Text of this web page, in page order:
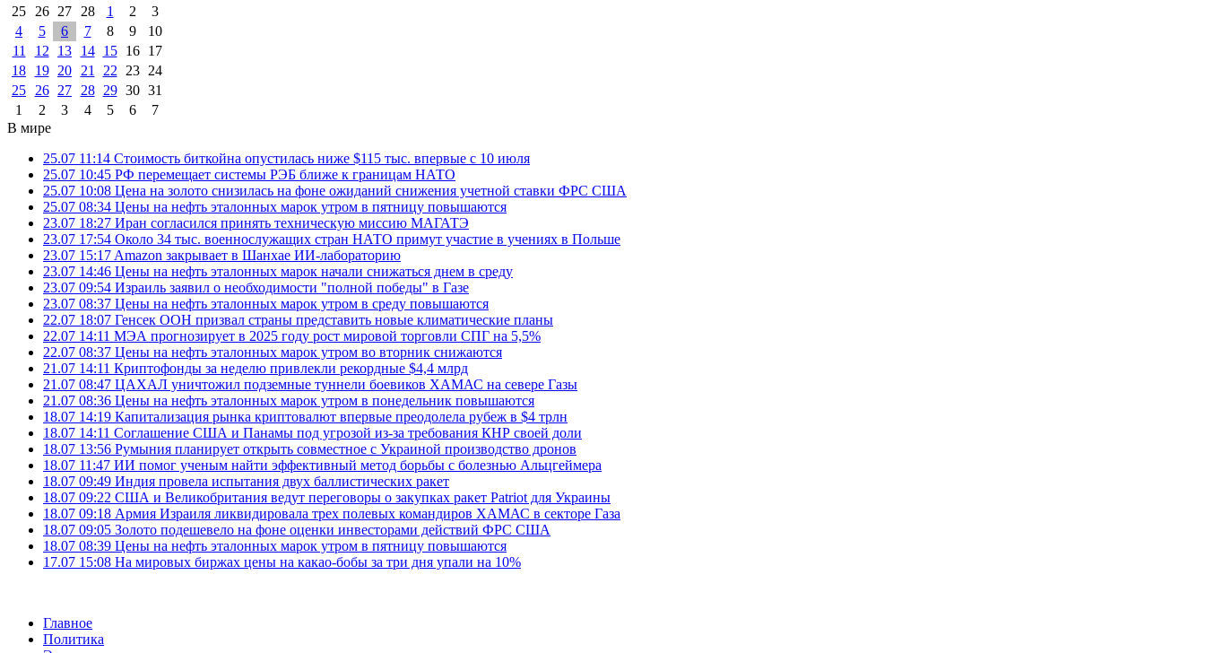
25
26 27 28 1 2
3
4
5 6 7 8 9
10
11
12 13 14 15 16
17
18
19 20 21 22 23
24
25
26 27 28 29 30 31
1
2 3 4 5 6
7
В мире
25.07 11:14 Стоимость биткойна опустилась ниже $115 тыс. впервые с 10 июля
25.07 10:45 РФ перемещает системы РЭБ ближе к границам НАТО
25.07 10:08 Цена на золото снизилась на фоне ожиданий снижения учетной ставки ФРС США
25.07 08:34 Цены на нефть эталонных марок утром в пятницу повышаются
23.07 18:27 Иран согласился принять техническую миссию МАГАТЭ
23.07 17:54 Около 34 тыс. военнослужащих стран НАТО примут участие в учениях в Польше
23.07 15:17 Amazon закрывает в Шанхае ИИ-лабораторию
23.07 14:46 Цены на нефть эталонных марок начали снижаться днем в среду
23.07 09:54 Израиль заявил о необходимости "полной победы" в Газе
23.07 08:37 Цены на нефть эталонных марок утром в среду повышаются
22.07 18:07 Генсек ООН призвал страны представить новые климатические планы
22.07 14:11 МЭА прогнозирует в 2025 году рост мировой торговли СПГ на 5,5%
22.07 08:37 Цены на нефть эталонных марок утром во вторник снижаются
21.07 14:11 Криптофонды за неделю привлекли рекордные $4,4 млрд
21.07 08:47 ЦАХАЛ уничтожил подземные туннели боевиков ХАМАС на севере Газы
21.07 08:36 Цены на нефть эталонных марок утром в понедельник повышаются
18.07 14:19 Капитализация рынка криптовалют впервые преодолела рубеж в $4 трлн
18.07 14:11 Соглашение США и Панамы под угрозой из-за требования КНР своей доли
18.07 13:56 Румыния планирует открыть совместное с Украиной производство дронов
18.07 11:47 ИИ помог ученым найти эффективный метод борьбы с болезнью Альцгеймера
18.07 09:49 Индия провела испытания двух баллистических ракет
18.07 09:22 США и Великобритания ведут переговоры о закупках ракет Patriot для Украины
18.07 09:18 Армия Израиля ликвидировала трех полевых командиров ХАМАС в секторе Газа
18.07 09:05 Золото подешевело на фоне оценки инвесторами действий ФРС США
18.07 08:39 Цены на нефть эталонных марок утром в пятницу повышаются
17.07 15:08 На мировых биржах цены на какао-бобы за три дня упали на 10%
Главное
Политика